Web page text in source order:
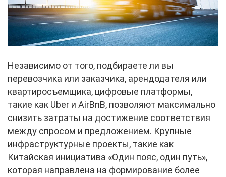
Независимо от того, подбираете ли вы
перевозчика или заказчика, арендодателя или
квартиросъемщика, цифровые платформы,
такие как Uber и AirBnB, позволяют максимально
снизить затраты на достижение соответствия
между спросом и предложением. Крупные
инфраструктурные проекты, такие как
Китайская инициатива «Один пояс, один путь»,
которая направлена на формирование более